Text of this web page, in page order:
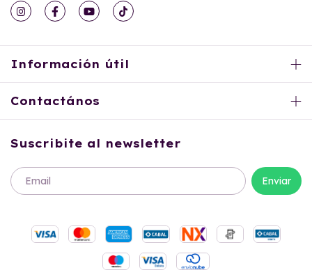
Información útil
Contactános
Suscribite al newsletter